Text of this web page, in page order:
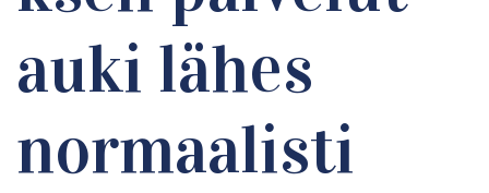
auki lähes
normaalisti